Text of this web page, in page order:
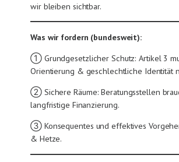
wir bleiben sichtbar.
Was wir fordern (bundesweit):
① Grundgesetzlicher Schutz: Artikel 3
Orientierung & geschlechtliche Identität
② Sichere Räume: Beratungsstellen
langfristige Finanzierung.
③ Konsequentes und effektives
& Hetze.